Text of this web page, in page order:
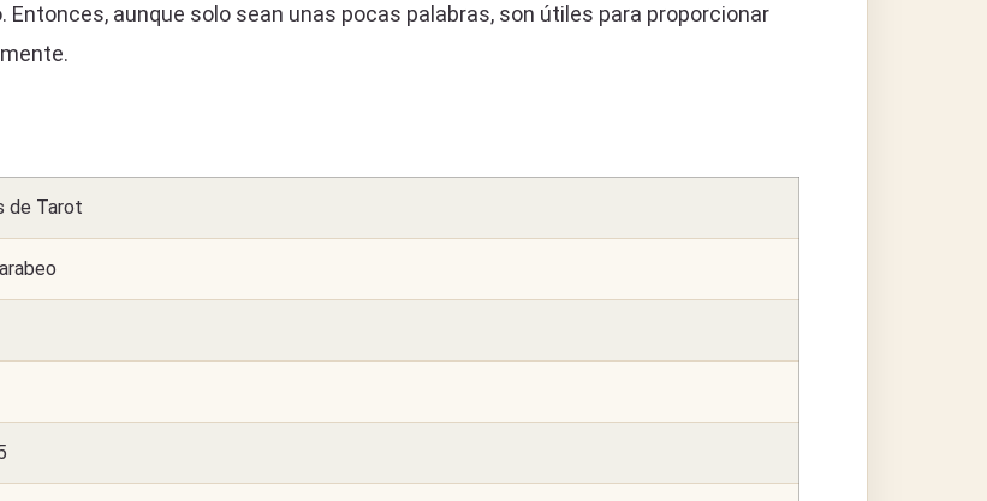
aunque solo sean unas pocas palabras, son útiles para proporcionar
de Tarot